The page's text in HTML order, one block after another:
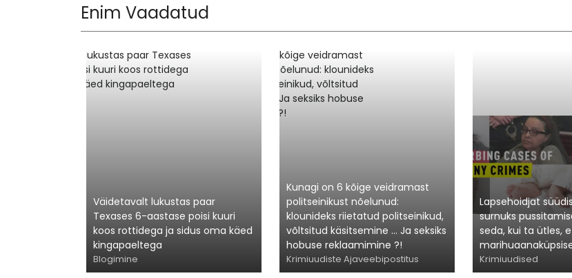
Enim Vaadatud
Väidetavalt lukustas paar
Texases 6-aastase poisi kuuri
koos rottidega ja sidus oma käed
kingapaeltega
Blogimine
Kunagi on 6 kõige veidramast
politseinikust nõelunud:
klounideks riietatud politseinikud,
võltsitud käsitsemine ... Ja seksiks
hobuse reklaamimine ?!
Krimiuudiste Ajaveebipostitus
Lapsehoidjat
surnuks
seda, kui ta ütles,
Krimiuudised